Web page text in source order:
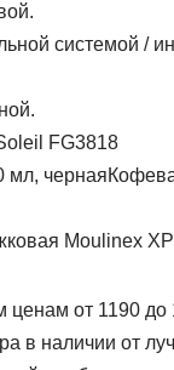
FG3818
Moulinex
от 1190 до
в наличии от